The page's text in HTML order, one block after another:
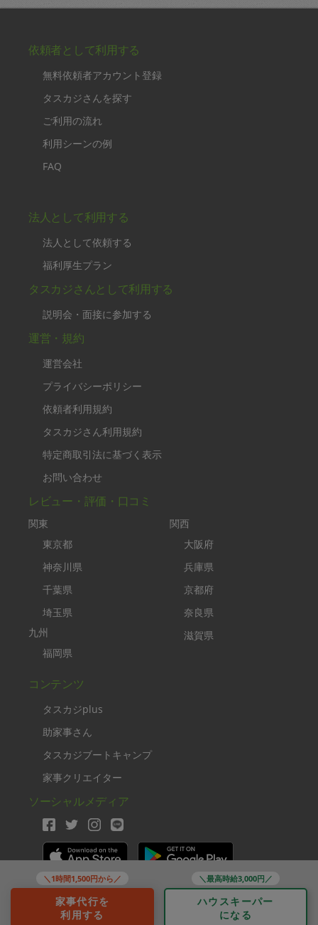
＼1時間1,500円から／
家事代行を
利用する
＼最高時給3,000円／
ハウスキーパー
になる
依頼者として利用する
無料依頼者アカウント登録
タスカジさんを探す
ご利用の流れ
利用シーンの例
FAQ
法人として利用する
法人として依頼する
福利厚生プラン
タスカジさんとして利用する
説明会・面接に参加する
運営・規約
運営会社
プライバシーポリシー
依頼者利用規約
タスカジさん利用規約
特定商取引法に基づく表示
お問い合わせ
レビュー・評価・口コミ
関東
東京都
神奈川県
千葉県
埼玉県
九州
福岡県
関西
大阪府
兵庫県
京都府
奈良県
滋賀県
コンテンツ
タスカジplus
助家事さん
タスカジブートキャンプ
家事クリエイター
ソーシャルメディア